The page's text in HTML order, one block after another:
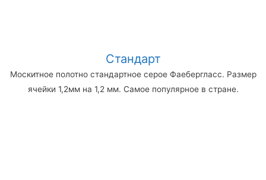
Стандарт
Москитное полотно стандартное серое Фаебергласс. Размер
ячейки 1,2мм на 1,2 мм. Самое популярное в стране.